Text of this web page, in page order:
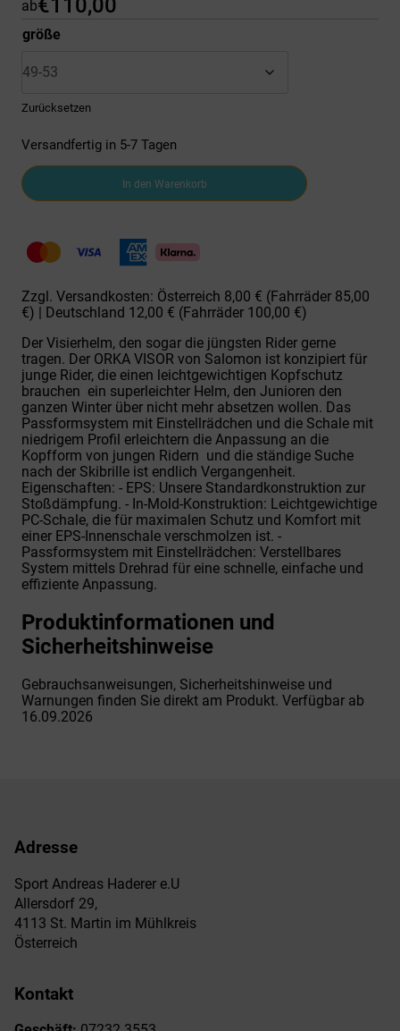
ab€110,00
größe
Zurücksetzen
Versandfertig in 5-7 Tagen
L47298700
ORKA
Vis.
Menge
In den Warenkorb
Zzgl. Versandkosten: Österreich 8,00 € (Fahrräder 85,00
€) | Deutschland 12,00 € (Fahrräder 100,00 €)
Der Visierhelm, den sogar die jüngsten Rider gerne
tragen. Der ORKA VISOR von Salomon ist konzipiert für
junge Rider, die einen leichtgewichtigen Kopfschutz
brauchen  ein superleichter Helm, den Junioren den
ganzen Winter über nicht mehr absetzen wollen. Das
Passformsystem mit Einstellrädchen und die Schale mit
niedrigem Profil erleichtern die Anpassung an die
Kopfform von jungen Ridern  und die ständige Suche
nach der Skibrille ist endlich Vergangenheit.
Eigenschaften: - EPS: Unsere Standardkonstruktion zur
Stoßdämpfung. - In-Mold-Konstruktion: Leichtgewichtige
PC-Schale, die für maximalen Schutz und Komfort mit
einer EPS-Innenschale verschmolzen ist. -
Passformsystem mit Einstellrädchen: Verstellbares
System mittels Drehrad für eine schnelle, einfache und
effiziente Anpassung.
Produktinformationen und
Sicherheitshinweise
Gebrauchsanweisungen, Sicherheitshinweise und
Warnungen finden Sie direkt am Produkt. Verfügbar ab
16.09.2026
Adresse
Sport Andreas Haderer e.U
Allersdorf 29,
4113 St. Martin im Mühlkreis
Österreich
Kontakt